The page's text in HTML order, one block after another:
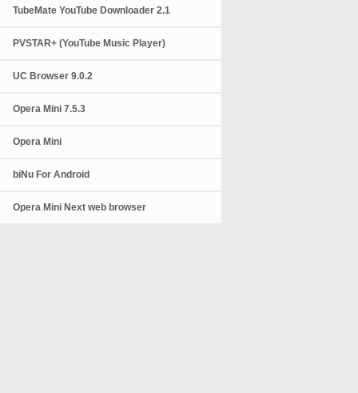
TubeMate YouTube Downloader 2.1
PVSTAR+ (YouTube Music Player)
UC Browser 9.0.2
Opera Mini 7.5.3
Opera Mini
biNu For Android
Opera Mini Next web browser